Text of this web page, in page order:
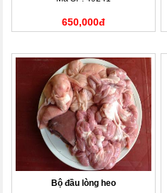
650,000đ
Bộ đầu lòng heo